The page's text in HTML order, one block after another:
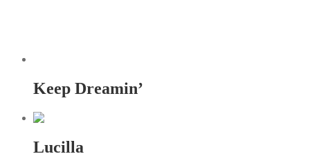
Keep Dreamin’
Lucilla